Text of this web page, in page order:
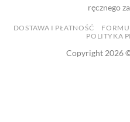
ręcznego
DOSTAWA I PŁATNOŚĆ
POLITYKA
Copyright 2026